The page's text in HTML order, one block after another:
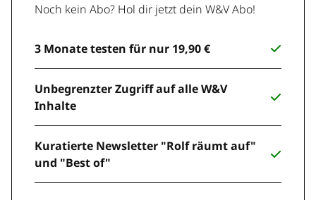
Noch kein Abo? Hol dir jetzt dein W&V Abo!
3 Monate testen für nur 19,90 €
Unbegrenzter Zugriff auf alle W&V
Inhalte
Kuratierte Newsletter "Rolf räumt auf"
und "Best of"